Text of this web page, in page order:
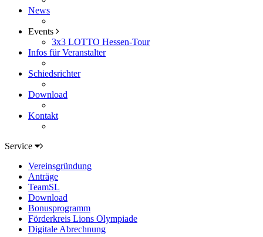
News
Events
3x3 LOTTO Hessen-Tour
Infos für Veranstalter
Schiedsrichter
Download
Kontakt
Service
Vereinsgründung
Anträge
TeamSL
Download
Bonusprogramm
Förderkreis Lions Olympiade
Digitale Abrechnung